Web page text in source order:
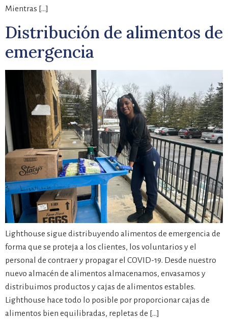
Mientras […]
Distribución de alimentos de
emergencia
Lighthouse sigue distribuyendo alimentos de emergencia de
forma que se proteja a los clientes, los voluntarios y el
personal de contraer y propagar el COVID-19. Desde nuestro
nuevo almacén de alimentos almacenamos, envasamos y
distribuimos productos y cajas de alimentos estables.
Lighthouse hace todo lo posible por proporcionar cajas de
alimentos bien equilibradas, repletas de […]